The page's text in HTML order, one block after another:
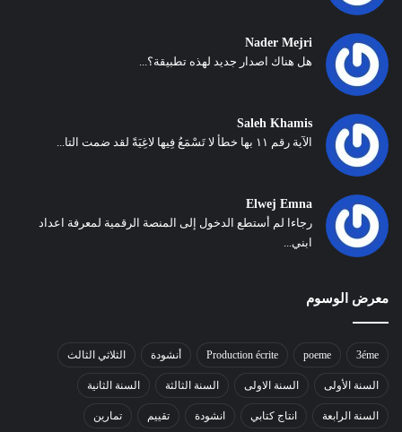
Nader Mejri
هل هناك اصدار جديد لهذه تطبيقة؟...
Saleh Khamis
الآية رقم ١١ بها خطأ لا تَسْمَعُ فِيها لاغِيَةً لقد ضمت التا...
Elwej Emna
رجاءا لم أستطع الدخول إلى المنصة الرقمية لمعرفة اعداد
ابني...
معرض الوسوم
3éme
poeme
Production écrite أنشودة الثلاثي الثالث
السنة الأولى السنة الاولى السنة الثالثة السنة الثانية
السنة الرابعة انتاج كتابي انشودة تقييم تمارين